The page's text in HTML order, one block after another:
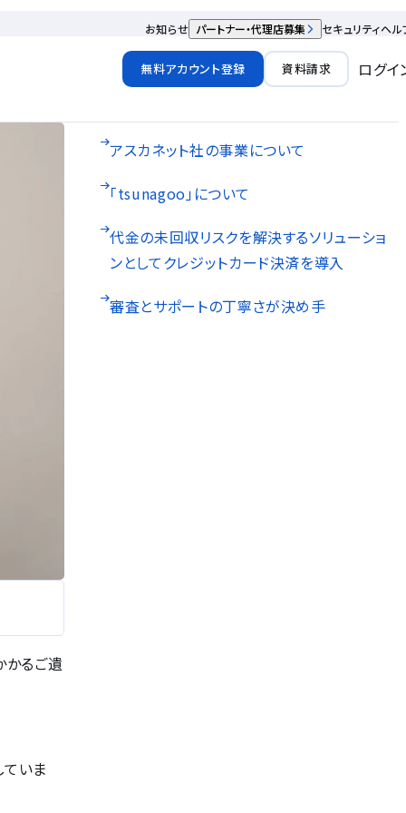
お知らせ パートナー・代理店募集 セキュリティヘル
無料アカウント登録 資料請求 ログイ
アスカネット社の事業について
「tsunagoo」について
代金の未回収リスクを解決するソリューショ
ンとしてクレジットカード決済を導入
審査とサポートの丁寧さが決め手
かるご遺
ていま